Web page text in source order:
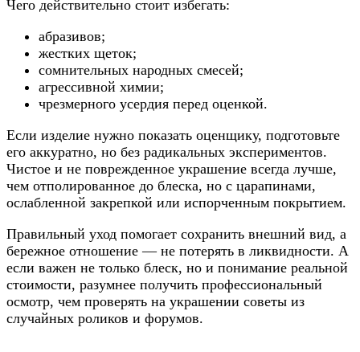
Чего действительно стоит избегать:
абразивов;
жестких щеток;
сомнительных народных смесей;
агрессивной химии;
чрезмерного усердия перед оценкой.
Если изделие нужно показать оценщику, подготовьте
его аккуратно, но без радикальных экспериментов.
Чистое и не поврежденное украшение всегда лучше,
чем отполированное до блеска, но с царапинами,
ослабленной закрепкой или испорченным покрытием.
Правильный уход помогает сохранить внешний вид, а
бережное отношение — не потерять в ликвидности. А
если важен не только блеск, но и понимание реальной
стоимости, разумнее получить профессиональный
осмотр, чем проверять на украшении советы из
случайных роликов и форумов.